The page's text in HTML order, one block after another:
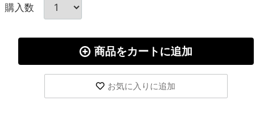
購入数
商品をカートに追加
お気に入りに追加